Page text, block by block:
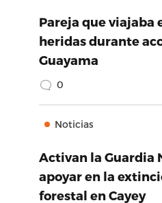
Pareja que viajaba
heridas durante
Guayama
0
Noticias
Activan la Guardia
apoyar en la
forestal en Cayey